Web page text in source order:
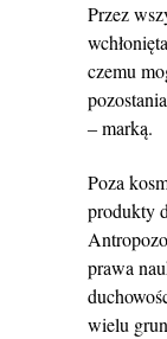
Przez
czemu
‒ marką.
Poza
produkty
prawa
wielu